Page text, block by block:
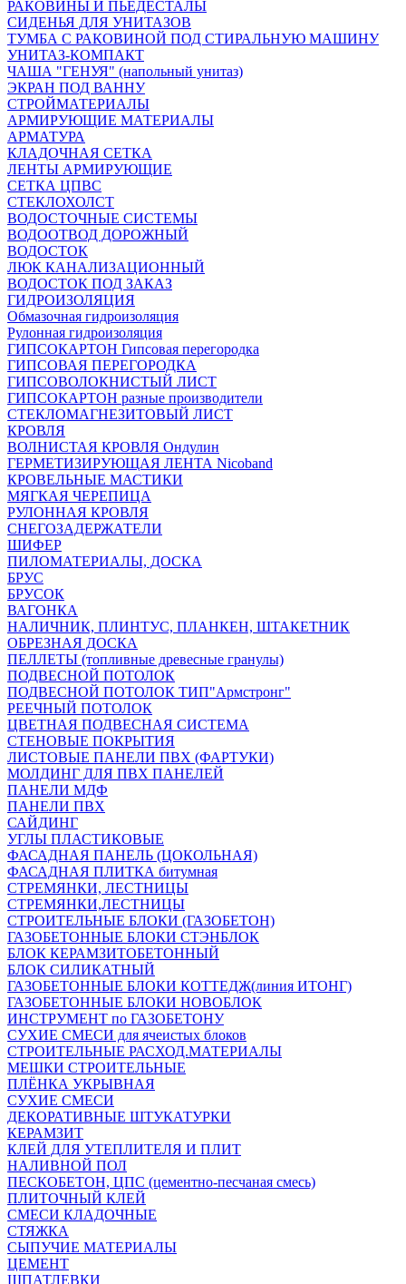
РАКОВИНЫ И ПЬЕДЕСТАЛЫ
СИДЕНЬЯ ДЛЯ УНИТАЗОВ
ТУМБА С РАКОВИНОЙ ПОД СТИРАЛЬНУЮ МАШИНУ
УНИТАЗ-КОМПАКТ
ЧАША "ГЕНУЯ" (напольный унитаз)
ЭКРАН ПОД ВАННУ
СТРОЙМАТЕРИАЛЫ
АРМИРУЮЩИЕ МАТЕРИАЛЫ
АРМАТУРА
КЛАДОЧНАЯ СЕТКА
ЛЕНТЫ АРМИРУЮЩИЕ
СЕТКА ЦПВС
СТЕКЛОХОЛСТ
ВОДОСТОЧНЫЕ СИСТЕМЫ
ВОДООТВОД ДОРОЖНЫЙ
ВОДОСТОК
ЛЮК КАНАЛИЗАЦИОННЫЙ
ВОДОСТОК ПОД ЗАКАЗ
ГИДРОИЗОЛЯЦИЯ
Обмазочная гидроизоляция
Рулонная гидроизоляция
ГИПСОКАРТОН Гипсовая перегородка
ГИПСОВАЯ ПЕРЕГОРОДКА
ГИПСОВОЛОКНИСТЫЙ ЛИСТ
ГИПСОКАРТОН разные производители
СТЕКЛОМАГНЕЗИТОВЫЙ ЛИСТ
КРОВЛЯ
ВОЛНИСТАЯ КРОВЛЯ Ондулин
ГЕРМЕТИЗИРУЮЩАЯ ЛЕНТА Nicoband
КРОВЕЛЬНЫЕ МАСТИКИ
МЯГКАЯ ЧЕРЕПИЦА
РУЛОННАЯ КРОВЛЯ
СНЕГОЗАДЕРЖАТЕЛИ
ШИФЕР
ПИЛОМАТЕРИАЛЫ, ДОСКА
БРУС
БРУСОК
ВАГОНКА
НАЛИЧНИК, ПЛИНТУС, ПЛАНКЕН, ШТАКЕТНИК
ОБРЕЗНАЯ ДОСКА
ПЕЛЛЕТЫ (топливные древесные гранулы)
ПОДВЕСНОЙ ПОТОЛОК
ПОДВЕСНОЙ ПОТОЛОК ТИП"Армстронг"
РЕЕЧНЫЙ ПОТОЛОК
ЦВЕТНАЯ ПОДВЕСНАЯ СИСТЕМА
СТЕНОВЫЕ ПОКРЫТИЯ
ЛИСТОВЫЕ ПАНЕЛИ ПВХ (ФАРТУКИ)
МОЛДИНГ ДЛЯ ПВХ ПАНЕЛЕЙ
ПАНЕЛИ МДФ
ПАНЕЛИ ПВХ
САЙДИНГ
УГЛЫ ПЛАСТИКОВЫЕ
ФАСАДНАЯ ПАНЕЛЬ (ЦОКОЛЬНАЯ)
ФАСАДНАЯ ПЛИТКА битумная
СТРЕМЯНКИ, ЛЕСТНИЦЫ
СТРЕМЯНКИ,ЛЕСТНИЦЫ
СТРОИТЕЛЬНЫЕ БЛОКИ (ГАЗОБЕТОН)
ГАЗОБЕТОННЫЕ БЛОКИ СТЭНБЛОК
БЛОК КЕРАМЗИТОБЕТОННЫЙ
БЛОК СИЛИКАТНЫЙ
ГАЗОБЕТОННЫЕ БЛОКИ КОТТЕДЖ(линия ИТОНГ)
ГАЗОБЕТОННЫЕ БЛОКИ НОВОБЛОК
ИНСТРУМЕНТ по ГАЗОБЕТОНУ
СУХИЕ СМЕСИ для ячеистых блоков
СТРОИТЕЛЬНЫЕ РАСХОД.МАТЕРИАЛЫ
МЕШКИ СТРОИТЕЛЬНЫЕ
ПЛЁНКА УКРЫВНАЯ
СУХИЕ СМЕСИ
ДЕКОРАТИВНЫЕ ШТУКАТУРКИ
КЕРАМЗИТ
КЛЕЙ ДЛЯ УТЕПЛИТЕЛЯ И ПЛИТ
НАЛИВНОЙ ПОЛ
ПЕСКОБЕТОН, ЦПС (цементно-песчаная смесь)
ПЛИТОЧНЫЙ КЛЕЙ
СМЕСИ КЛАДОЧНЫЕ
СТЯЖКА
СЫПУЧИЕ МАТЕРИАЛЫ
ЦЕМЕНТ
ШПАТЛЕВКИ